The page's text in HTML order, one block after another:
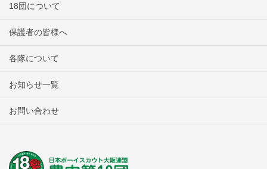
18団について
保護者の皆様へ
各隊について
お知らせ一覧
お問い合わせ